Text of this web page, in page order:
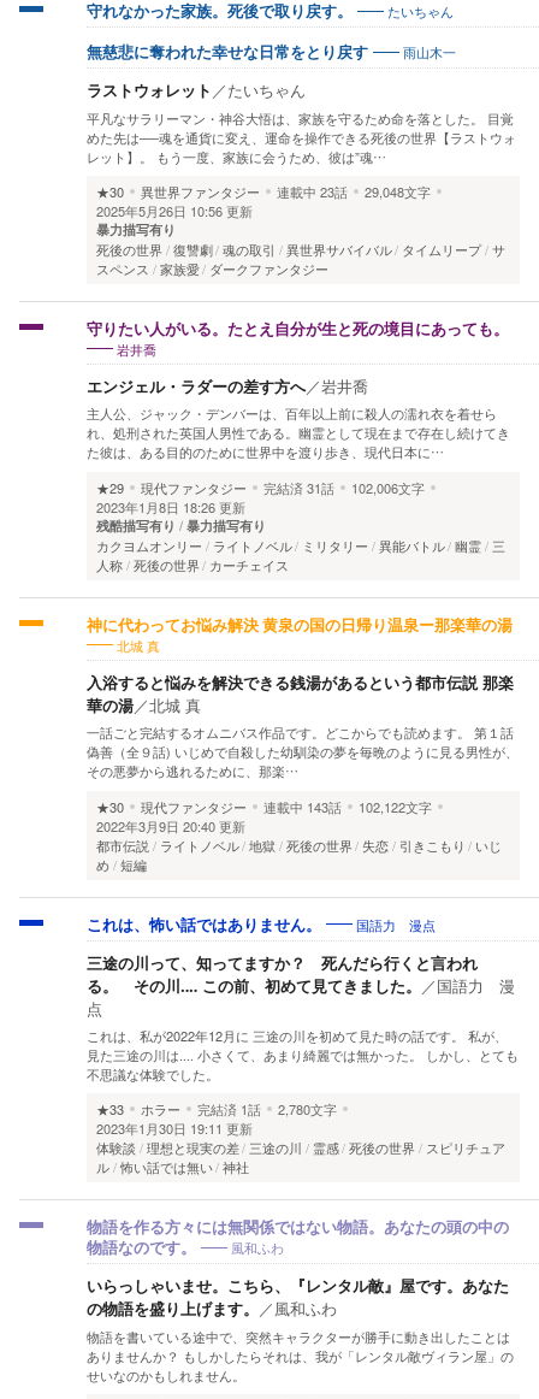
守れなかった家族。死後で取り戻す。 たいちゃん
無慈悲に奪われた幸せな日常をとり戻す 雨山木一
ラストウォレット ／たいちゃん
平凡なサラリーマン・神谷大悟は、家族を守るため命を落とした。 目覚
めた先は──魂を通貨に変え、運命を操作できる死後の世界【ラストウォ
レット】。 もう一度、家族に会うため、彼は”魂…
★30
異世界ファンタジー 連載中 23話
29,048文字
2025年5月26日 10:56 更新
暴力描写有り
死後の世界 復讐劇 魂の取引 異世界サバイバル タイムリープ サ
スペンス
家族愛 ダークファンタジー
守りたい人がいる。たとえ自分が生と死の境目にあっても。
岩井喬
エンジェル・ラダーの差す方へ／岩井喬
主人公、ジャック・デンバーは、百年以上前に殺人の濡れ衣を着せら
れ、処刑された英国人男性である。幽霊として現在まで存在し続けてき
た彼は、ある目的のために世界中を渡り歩き、現代日本に…
★29
現代ファンタジー 完結済31話
102,006文字
2023年1月8日 18:26 更新
残酷描写有り 暴力描写有り
カクヨムオンリー ライトノベル ミリタリー 異能バトル 幽霊
三
人称 死後の世界 カーチェイス
神に代わってお悩み解決 黄泉の国の日帰り温泉ー那楽華の湯
北城 真
入浴すると悩みを解決できる銭湯があるという都市伝説 那楽
華の湯／北城 真
一話ごと完結するオムニバス作品です。どこからでも読めます。 第１話
偽善（全９話) いじめで自殺した幼馴染の夢を毎晩のように見る男性が、
その悪夢から逃れるために、那楽…
★30
現代ファンタジー 連載中 143話
102,122文字
2022年3月9日 20:40 更新
都市伝説
ライトノベル 地獄 死後の世界 失恋 引きこもり
いじ
め 短編
これは、怖い話ではありません。 国語力 漫点
三途の川って、知ってますか？ 死んだら行くと言われ
る。 その川‥‥ この前、初めて見てきました。 ／国語力 漫
点
これは、私が2022年12月に 三途の川を初めて見た時の話です。 私が、
見た三途の川は‥‥ 小さくて、あまり綺麗では無かった。 しかし、とても
不思議な体験でした。
★33
ホラー 完結済 1話
2,780文字
2023年1月30日 19:11 更新
体験談
理想と現実の差 三途の川 霊感 死後の世界
スピリチュア
ル 怖い話では無い 神社
物語を作る方々には無関係ではない物語。あなたの頭の中の
物語なのです。
風和ふわ
いらっしゃいませ。こちら、『レンタル敵』屋です。あなた
の物語を盛り上げます。 ／風和ふわ
物語を書いている途中で、突然キャラクターが勝手に動き出したことは
ありませんか？ もしかしたらそれは、我が「レンタル敵ヴィラン屋」の
せいなのかもしれません。